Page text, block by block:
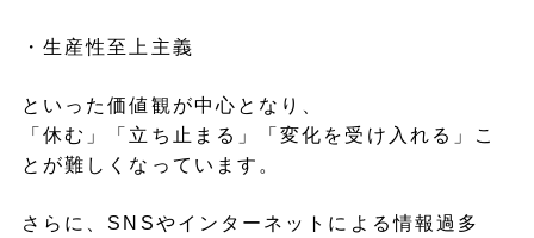
・生産性至上主義
といった価値観が中心となり、
「休む」「立ち止まる」「変化を受け入れる」こ
とが難しくなっています。
さらに、SNSやインターネットによる情報過多